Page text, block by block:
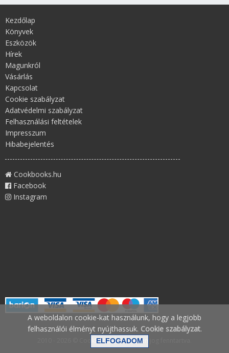
Kezdőlap
Könyvek
Eszközök
Hírek
Magunkról
Vásárlás
Kapcsolat
Cookie szabályzat
Adatvédelmi szabályzat
Felhasználási feltételek
Impresszum
Hibabejelentés
Cookbooks.hu
Facebook
Instagram
2010 - 2026 © CookBooks.hu - Minden jog fenntartva.
A weboldalon cookie-kat használunk, hogy a legjobb
felhasználói élményt nyújthassuk. Cookie szabályzat.